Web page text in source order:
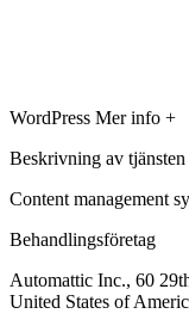
WordPress Mer info +
Beskrivning av tjänsten
Content management
Behandlingsföretag
Automattic Inc., 60
United States of